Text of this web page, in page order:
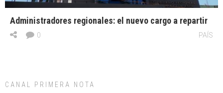
Administradores regionales: el nuevo cargo a repartir
PAÍS
0
CANAL PRIMERA NOTA